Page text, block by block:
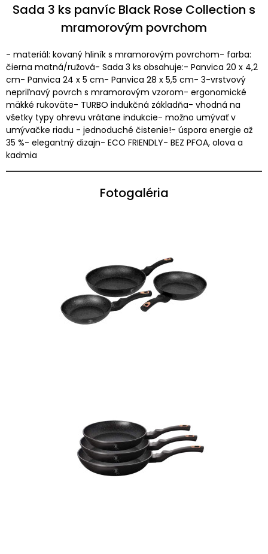
Sada 3 ks panvíc Black Rose Collection s
mramorovým povrchom
- materiál: kovaný hliník s mramorovým povrchom- farba:
čierna matná/ružová- Sada 3 ks obsahuje:- Panvica 20 x 4,2
cm- Panvica 24 x 5 cm- Panvica 28 x 5,5 cm- 3-vrstvový
nepriľnavý povrch s mramorovým vzorom- ergonomické
mäkké rukoväte- TURBO indukčná základňa- vhodná na
všetky typy ohrevu vrátane indukcie- možno umývať v
umývačke riadu - jednoduché čistenie!- úspora energie až
35 %- elegantný dizajn- ECO FRIENDLY- BEZ PFOA, olova a
kadmia
Fotogaléria